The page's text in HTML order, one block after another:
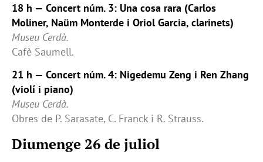
18 h — Concert núm. 3: Una cosa rara (Carlos
Moliner, Naüm Monterde i Oriol Garcia, clarinets)
Museu Cerdà.
Cafè Saumell.
21 h — Concert núm. 4: Nigedemu Zeng i Ren Zhang
(violí i piano)
Museu Cerdà.
Obres de P. Sarasate, C. Franck i R. Strauss.
Diumenge 26 de juliol